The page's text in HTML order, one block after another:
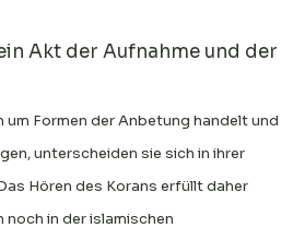
Akt der Aufnahme und der
um Formen der Anbetung handelt und
unterscheiden sie sich in ihrer
Hören des Korans erfüllt daher
in der islamischen